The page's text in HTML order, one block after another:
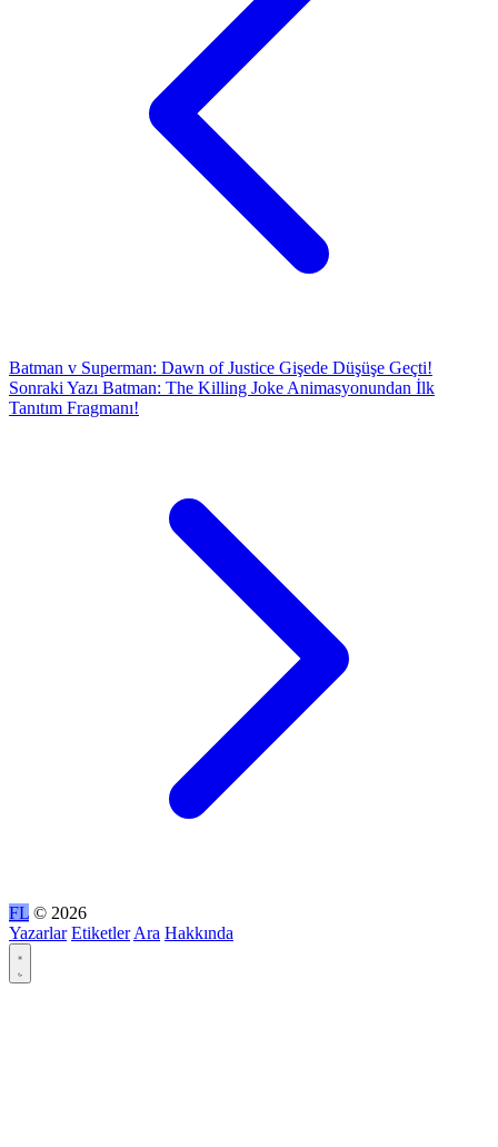
Batman v Superman: Dawn of Justice Gişede Düşüşe Geçti!
Sonraki Yazı Batman: The Killing Joke Animasyonundan İlk
Tanıtım Fragmanı!
FL © 2026
Yazarlar Etiketler Ara Hakkında